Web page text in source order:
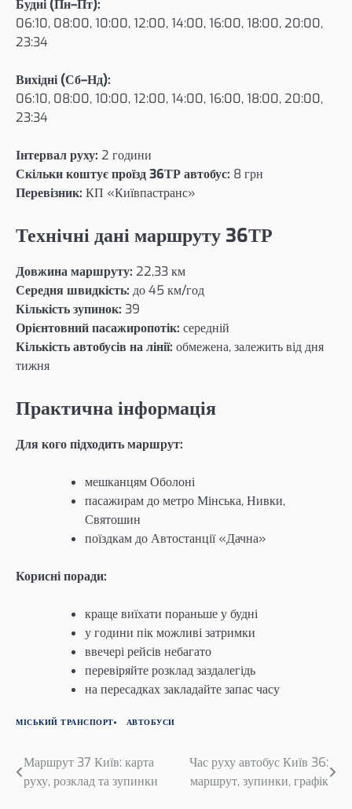
Будні (Пн–Пт):
06:10, 08:00, 10:00, 12:00, 14:00, 16:00, 18:00, 20:00,
23:34
Вихідні (Сб–Нд):
06:10, 08:00, 10:00, 12:00, 14:00, 16:00, 18:00, 20:00,
23:34
Інтервал руху: 2 години
Скільки коштує проїзд 36ТР автобус: 8 грн
Перевізник: КП «Київпастранс»
Технічні дані маршруту 36ТР
Довжина маршруту: 22,33 км
Середня швидкість: до 45 км/год
Кількість зупинок: 39
Орієнтовний пасажиропотік: середній
Кількість автобусів на лінії: обмежена, залежить від дня
тижня
Практична інформація
Для кого підходить маршрут:
мешканцям Оболоні
пасажирам до метро Мінська, Нивки,
Святошин
поїздкам до Автостанції «Дачна»
Корисні поради:
краще виїхати пораньше у будні
у години пік можливі затримки
ввечері рейсів небагато
перевіряйте розклад заздалегідь
на пересадках закладайте запас часу
МІСЬКИЙ ТРАНСПОРТ АВТОБУСИ
Навігація
записів
Маршрут 37 Київ: карта
руху, розклад та зупинки
Час руху автобус Київ 36:
маршрут, зупинки, графік